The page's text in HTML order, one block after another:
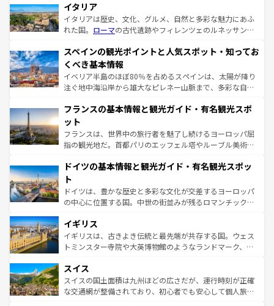
イタリア
イタリアは歴史、文化、グルメ、自然と多彩な魅力にあふ
れた国。 ローマの古代遺跡やフィレンツェのルネッサンス
ろん、トスカーナの美しい田園風景やアマルフィ海岸の絶
景など、自然景観も見逃せない。観光の合間には、本場の
ピザやパスタなど、絶品のイタリア料理を堪能することも
できる。朝目覚めてから夜眠るまで、すべての瞬間を楽し
なお、新着のイタリア情報はコンテンツ一覧を参照してほ
しい。
スペインの観光ポイントと人気スポット・知ってお
くべき基本情報
イベリア半島のほぼ80％を占めるスペインは、太陽が降り
注ぐ地中海沿岸から雄大なピレネー山脈まで、多彩な自然
文化が根付くこの国では、情熱的なフラメンコ、熱気あふ
れる闘牛、そして美味しいタパスが生活の一部となってい
る。首都マドリードの洗練された雰囲気や、バルセロナの
アートに溢れた街角から、地方では古代ローマ遺跡や中世
せる。地方によって風土や気候が異なるスペインはその個
ンテンツ一覧 を参照してほしい。
フランスの基本情報と観光ガイド・有名観光スポ
ット
フランスは、世界中の旅行者を魅了し続けるヨーロッパ屈
指の観光地だ。首都パリのエッフェル塔やルーブル美術館
で、幅広い魅力が詰まっている。華麗な宮殿、歴史的な大
聖堂、美しいビーチ、そして豊かな自然が、訪れる者を心
から魅了する。また、フランスは美食の国としても知ら
れ、フランス料理はユネスコ無形文化遺産にも登録されて
香り高いラベンダー畑など、多彩な楽しみ方が可能だ。さ
らに、パリ以外の地域にも魅力が溢れており、どの街角に
も豊かな歴史と文化が息づいている。パリ以外の個性あふ
を参照してほしい。
ドイツの基本情報と観光ガイド・有名観光スポッ
ト
ドイツは、豊かな歴史と多彩な文化が交差するヨーロッパ
の中心に位置する国。中世の街並みが残るロマンチック街
顔を持つこの国は、どこを歩いても飽きることがない。ベ
ルリンの文化的活気、バイエルン州のアルプスの絶景、そ
してライン川沿いのワイン畑といった風景は必見。ビール
は、お酒好きな人にはぜひ体験してほしい。 なお、新着の
ドイツ情報はコンテンツ一覧を参照してほしい。
イギリス
イギリスは、古きよき伝統と最先端が共存する国。ウェス
トミンスター寺院や大英博物館のようなランドマーク、歴
リアごとに異なる魅力がある。また、優雅なアフタヌーン
ティー、ビール好きにはたまらない英国パブ、サッカー観
戦など、本場だからこそできる体験も豊富。イギリスを旅
スイス
スイスの国土面積は九州ほどの広さだが、運行時刻が正確
な交通網が整備されており、初心者でも安心して個人旅行